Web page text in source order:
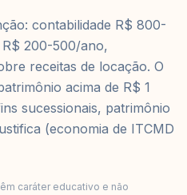
contabilidade R$ 800-
200-500/ano,
receitas de locação. O
acima de R$ 1
sucessionais, patrimônio
(economia de ITCMD
caráter educativo e não